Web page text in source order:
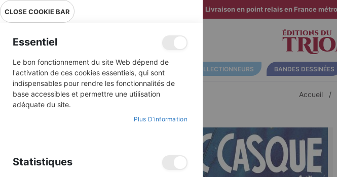
Livraison en point relais en France
ALBUMS ILLUSTRÉS BD COLLECTIONNEURS BANDES DESSINÉES
Accueil
CLOSE COOKIE BAR
Essentiel
Le bon fonctionnement du site Web dépend de
l'activation de ces cookies essentiels, qui sont
indispensables pour rendre les fonctionnalités de
base accessibles et permettre une utilisation
adéquate du site.
Plus D’information
Statistiques